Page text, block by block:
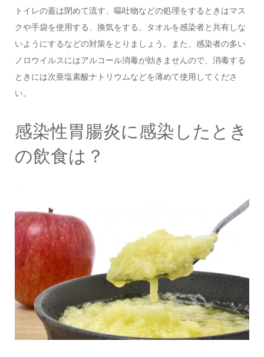
トイレの蓋は閉めて流す、嘔吐物などの処理をするときはマス
クや手袋を使用する、換気をする、タオルを感染者と共有しな
いようにするなどの対策をとりましょう。また、感染者の多い
ノロウイルスにはアルコール消毒が効きませんので、消毒する
ときには次亜塩素酸ナトリウムなどを薄めて使用してくださ
い。
感染性胃腸炎に感染したとき
の飲食は？